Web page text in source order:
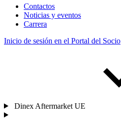
Contactos
Noticias y eventos
Carrera
Inicio de sesión en el Portal del Socio
Dinex Aftermarket UE